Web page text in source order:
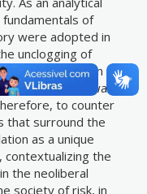
of
were adopted in
unclogging of
that adorn
law. It was
to counter
that surround the
as a unique
contextualizing the
the neoliberal
society of risk, in